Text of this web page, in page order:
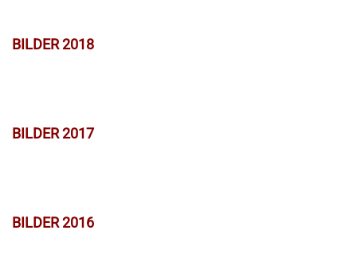
BILDER 2018
BILDER 2017
BILDER 2016